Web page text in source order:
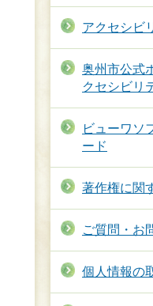
アクセシビ
奥州市公式
クセシビリ
ビューワソ
ード
著作権に関
ご質問・お
個人情報の